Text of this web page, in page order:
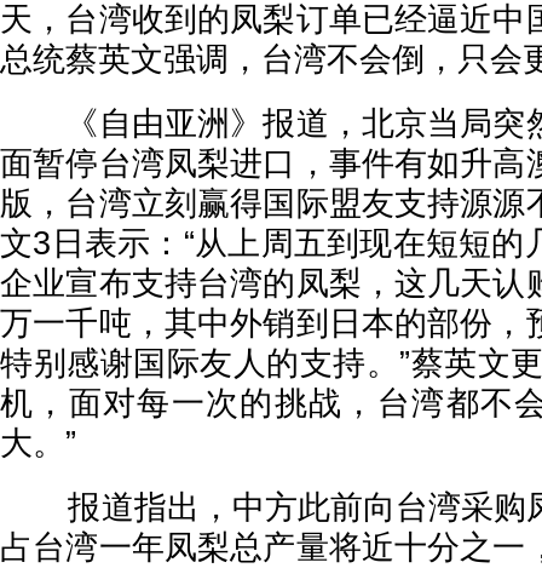
天，台湾收到的凤梨订单已经逼近中
总统蔡英文强调，台湾不会倒，只会
《自由亚洲》报道，北京当局突
面暂停台湾凤梨进口，事件有如升高
版，台湾立刻赢得国际盟友支持源源
文3日表示：“从上周五到现在短短的
企业宣布支持台湾的凤梨，这几天认
万一千吨，其中外销到日本的部份，
特别感谢国际友人的支持。”蔡英文
机，面对每一次的挑战，台湾都不
大。”
报道指出，中方此前向台湾采购
占台湾一年凤梨总产量将近十分之一